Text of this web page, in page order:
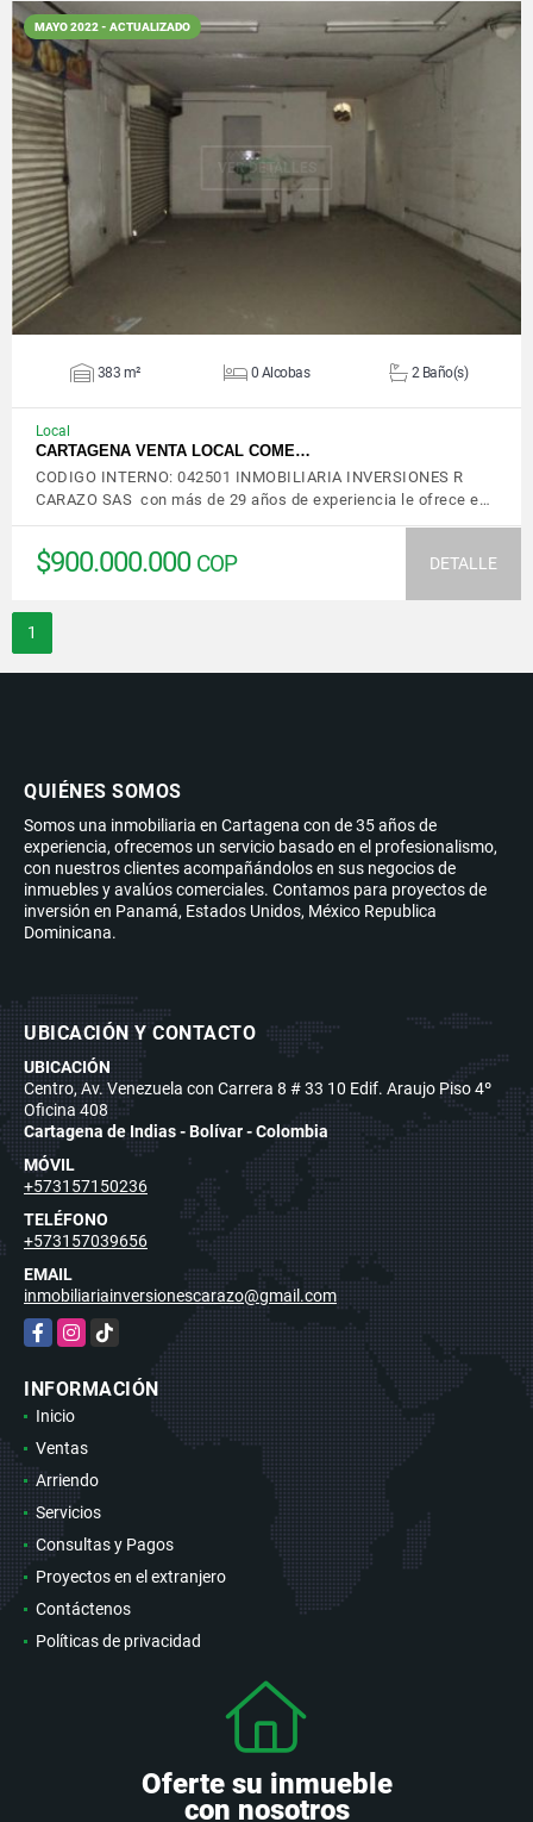
MAYO 2022 - ACTUALIZADO
VER DETALLES
383 m² 0 Alcobas 2 Baño(s)
Local
CARTAGENA VENTA LOCAL COME…
CODIGO INTERNO: 042501 INMOBILIARIA INVERSIONES R
CARAZO SAS con más de 29 años de experiencia le ofrece e…
$900.000.000 COP DETALLE
1
QUIÉNES SOMOS
Somos una inmobiliaria en Cartagena con de 35 años de
experiencia, ofrecemos un servicio basado en el profesionalismo,
con nuestros clientes acompañándolos en sus negocios de
inmuebles y avalúos comerciales. Contamos para proyectos de
inversión en Panamá, Estados Unidos, México Republica
Dominicana.
UBICACIÓN Y CONTACTO
UBICACIÓN
Centro, Av. Venezuela con Carrera 8 # 33 10 Edif. Araujo Piso 4º
Oficina 408
Cartagena de Indias - Bolívar - Colombia
MÓVIL
+573157150236
TELÉFONO
+573157039656
EMAIL
inmobiliariainversionescarazo@gmail.com
FacebookInstagram
TikTok
INFORMACIÓN
Inicio
Ventas
Arriendo
Servicios
Consultas y Pagos
Proyectos en el extranjero
Contáctenos
Políticas de privacidad
Oferte su inmueble
con nosotros